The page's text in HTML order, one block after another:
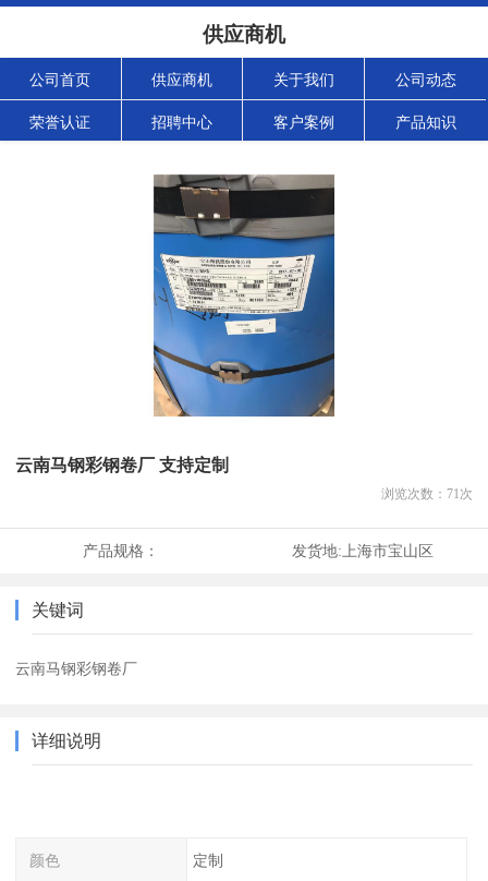
供应商机
公司首页 供应商机 关于我们 公司动态
荣誉认证 招聘中心 客户案例 产品知识
云南马钢彩钢卷厂 支持定制
浏览次数： 71次
产品规格： 发货地: 上海市宝山区
关键词
云南马钢彩钢卷厂
详细说明
颜色 定制